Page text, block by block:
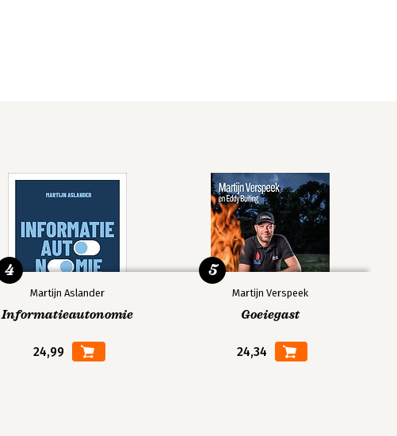
Martijn Aslander
Informatieautonomie
24,99
4
Martijn Verspeek
Goeiegast
24,34
5